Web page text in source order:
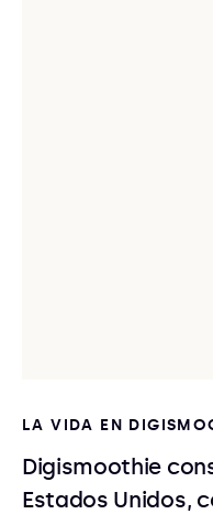
LA VIDA EN
Digismoothie
Estados Unidos,